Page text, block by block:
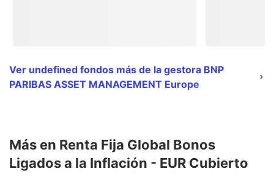
Ver undefined fondos más de la gestora BNP
PARIBAS ASSET MANAGEMENT Europe
Más en Renta Fija Global Bonos
Ligados a la Inflación - EUR Cubierto